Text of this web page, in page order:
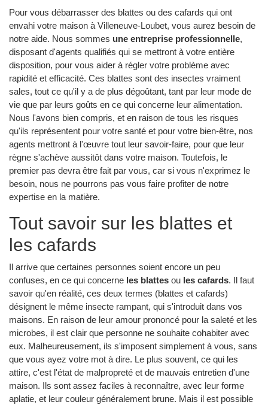
Pour vous débarrasser des blattes ou des cafards qui ont
envahi votre maison à Villeneuve-Loubet, vous aurez besoin de
notre aide. Nous sommes une entreprise professionnelle,
disposant d'agents qualifiés qui se mettront à votre entière
disposition, pour vous aider à régler votre problème avec
rapidité et efficacité. Ces blattes sont des insectes vraiment
sales, tout ce qu'il y a de plus dégoûtant, tant par leur mode de
vie que par leurs goûts en ce qui concerne leur alimentation.
Nous l'avons bien compris, et en raison de tous les risques
qu'ils représentent pour votre santé et pour votre bien-être, nos
agents mettront à l'œuvre tout leur savoir-faire, pour que leur
règne s'achève aussitôt dans votre maison. Toutefois, le
premier pas devra être fait par vous, car si vous n'exprimez le
besoin, nous ne pourrons pas vous faire profiter de notre
expertise en la matière.
Tout savoir sur les blattes et
les cafards
Il arrive que certaines personnes soient encore un peu
confuses, en ce qui concerne les blattes ou les cafards. Il faut
savoir qu'en réalité, ces deux termes (blattes et cafards)
désignent le même insecte rampant, qui s'introduit dans vos
maisons. En raison de leur amour prononcé pour la saleté et les
microbes, il est clair que personne ne souhaite cohabiter avec
eux. Malheureusement, ils s'imposent simplement à vous, sans
que vous ayez votre mot à dire. Le plus souvent, ce qui les
attire, c'est l'état de malpropreté et de mauvais entretien d'une
maison. Ils sont assez faciles à reconnaître, avec leur forme
aplatie, et leur couleur généralement brune. Mais il est possible